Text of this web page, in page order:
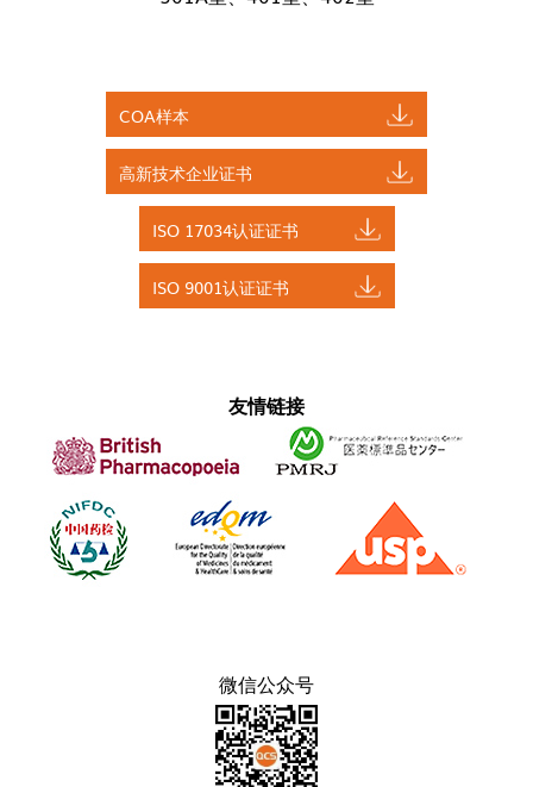
COA样本
高新技术企业证书
ISO 17034认证证书
ISO 9001认证证书
友情链接
微信公众号